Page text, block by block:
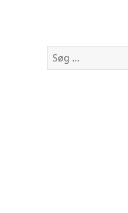
Søg
efter: